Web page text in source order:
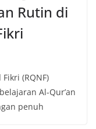
Rutin di
(RQNF)
Al-Qur’an
penuh